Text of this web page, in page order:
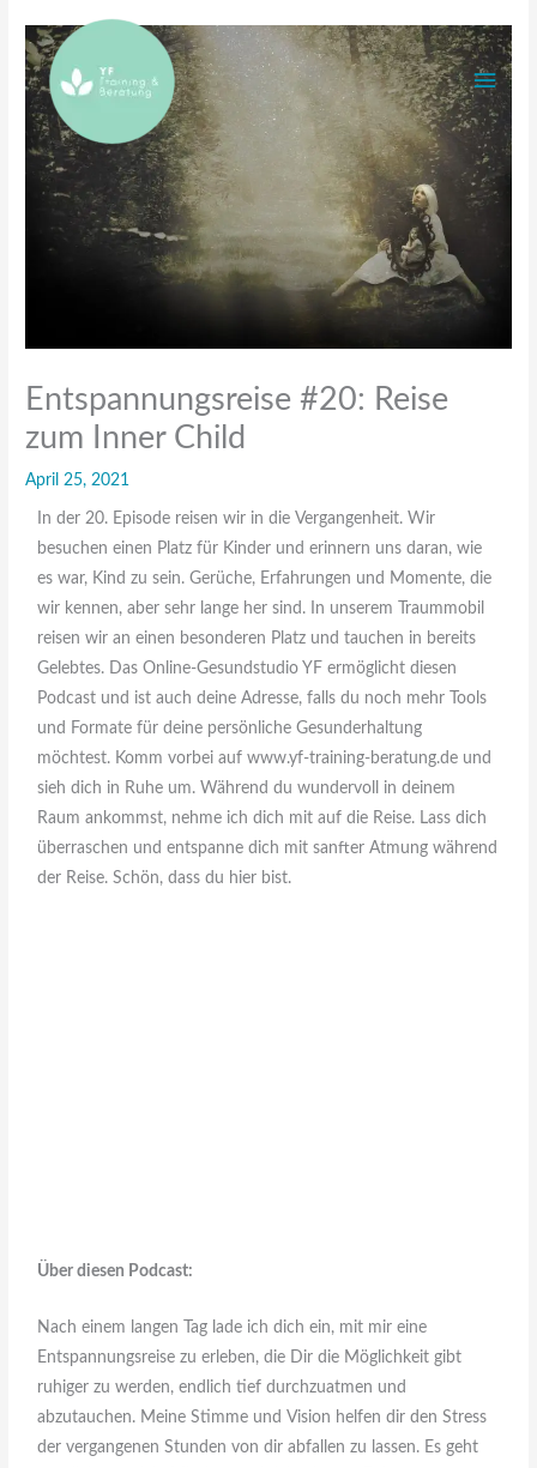
Inhalt
springen
Entspannungsreise #20: Reise
zum Inner Child
April 25, 2021
In der 20. Episode reisen wir in die Vergangenheit. Wir
besuchen einen Platz für Kinder und erinnern uns daran, wie
es war, Kind zu sein. Gerüche, Erfahrungen und Momente, die
wir kennen, aber sehr lange her sind. In unserem Traummobil
reisen wir an einen besonderen Platz und tauchen in bereits
Gelebtes. Das Online-Gesundstudio YF ermöglicht diesen
Podcast und ist auch deine Adresse, falls du noch mehr Tools
und Formate für deine persönliche Gesunderhaltung
möchtest. Komm vorbei auf www.yf-training-beratung.de und
sieh dich in Ruhe um. Während du wundervoll in deinem
Raum ankommst, nehme ich dich mit auf die Reise. Lass dich
überraschen und entspanne dich mit sanfter Atmung während
der Reise. Schön, dass du hier bist.
Über diesen Podcast:
Nach einem langen Tag lade ich dich ein, mit mir eine
Entspannungsreise zu erleben, die Dir die Möglichkeit gibt
ruhiger zu werden, endlich tief durchzuatmen und
abzutauchen. Meine Stimme und Vision helfen dir den Stress
der vergangenen Stunden von dir abfallen zu lassen. Es geht